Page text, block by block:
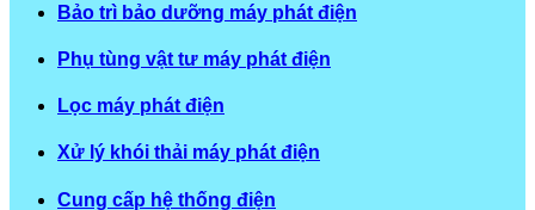
Bảo trì bảo dưỡng máy phát điện
Phụ tùng vật tư máy phát điện
Lọc máy phát điện
Xử lý khói thải máy phát điện
Cung cấp hệ thống điện